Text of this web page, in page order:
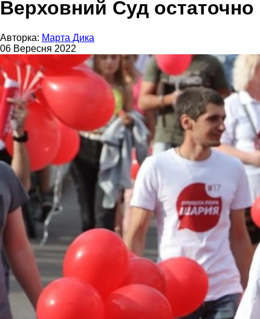
Верховний Суд
Авторка: Марта Дика
06 Вересня 2022